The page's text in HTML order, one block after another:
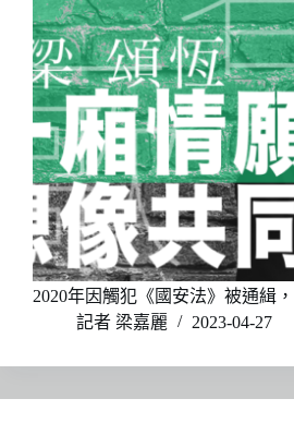
2020年因觸犯《國安法》被通緝
記者 梁嘉麗
2023-04-27